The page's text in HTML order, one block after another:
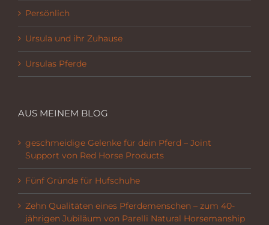
Persönlich
Ursula und ihr Zuhause
Ursulas Pferde
AUS MEINEM BLOG
geschmeidige Gelenke für dein Pferd – Joint
Support von Red Horse Products
Fünf Gründe für Hufschuhe
Zehn Qualitäten eines Pferdemenschen – zum 40-
jährigen Jubiläum von Parelli Natural Horsemanship